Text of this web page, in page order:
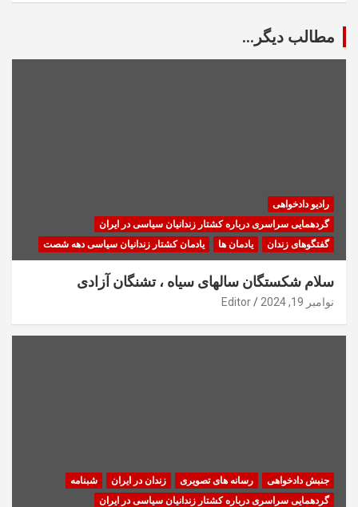
مطالب دیگر...
رادیو دادخواهی
گردهمایی سراسری درباره کشتار زندانیان سیاسی در ایران
گفتگوهای زندان
یادمان ها یادمان کشتار زندانیان سیاسی دهه شصت
سلام شکستگان سالهای سیاه ، تشنگان آزادی
نوامبر 19, 2024 Editor
جنبش دادخواهی رسانه های تصویری زندان در ایران
شبنامه
گردهمایی سراسری درباره کشتار زندانیان سیاسی در ایران